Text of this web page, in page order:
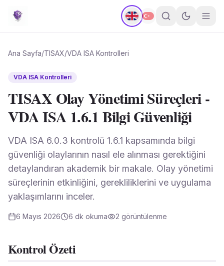
Ana Sayfa/TISAX/VDA ISA Kontrolleri
VDA ISA Kontrolleri
TISAX Olay Yönetimi Süreçleri -
VDA ISA 1.6.1 Bilgi Güvenliği
VDA ISA 6.0.3 kontrolü 1.6.1 kapsamında bilgi
güvenliği olaylarının nasıl ele alınması gerektiğini
detaylandıran akademik bir makale. Olay yönetimi
süreçlerinin etkinliğini, gerekliliklerini ve uygulama
yaklaşımlarını inceler.
6 Mayıs 2026 6 dk okuma 2 görüntülenme
Kontrol Özeti